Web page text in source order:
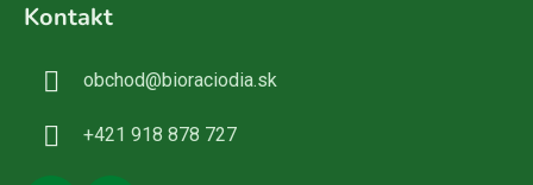
Kontakt
obchod@bioraciodia.sk
+421 918 878 727